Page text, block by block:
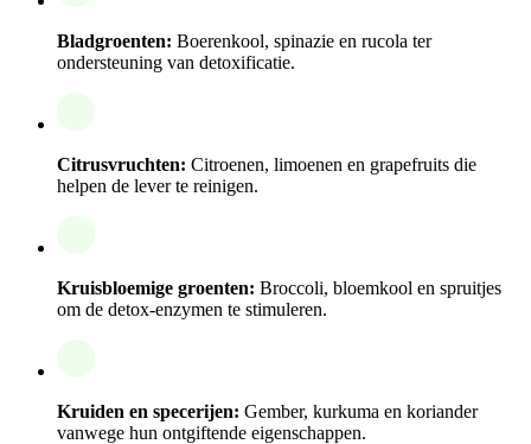
Bladgroenten: Boerenkool, spinazie en rucola ter
ondersteuning van detoxificatie.
Citrusvruchten: Citroenen, limoenen en grapefruits die
helpen de lever te reinigen.
Kruisbloemige groenten: Broccoli, bloemkool en spruitjes
om de detox-enzymen te stimuleren.
Kruiden en specerijen: Gember, kurkuma en koriander
vanwege hun ontgiftende eigenschappen.